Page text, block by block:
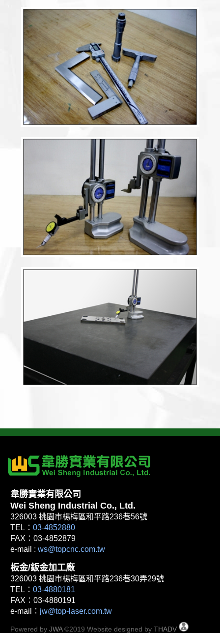
韋勝實業有限公司
Wei Sheng Industrial Co., Ltd.
326003 桃園市楊梅區和平路236巷56號
TEL：03-4852880
FAX：03-4852879
e-mail :ws@topcnc.com.tw
板金/鈑金加工廠
326003 桃園市楊梅區和平路236巷30弄29號
TEL：03-4880181
FAX：03-4880191
e-mail： jw@top-laser.com.tw
Powered by JWA©2019 Website designed byTHADV